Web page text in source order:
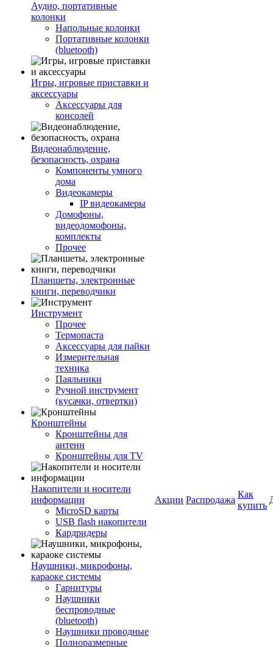
Аудио, портативные
колонки
Напольные колонки
Портативные колонки
(bluetooth)
Игры, игровые приставки и
аксессуары
Аксессуары для
консолей
Видеонаблюдение,
безопасность, охрана
Компоненты умного
дома
Видеокамеры
IP видеокамеры
Домофоны,
видеодомофоны,
комплекты
Прочее
Планшеты, электронные
книги, переводчики
Инструмент
Прочее
Термопаста
Аксессуары для пайки
Измерительная
техника
Паяльники
Ручной инструмент
(кусачки, отвертки)
Кронштейны
Кронштейны для
антенн
Кронштейны для TV
Накопители и носители
информации
MicroSD карты
USB flash накопители
Кардридеры
Наушники, микрофоны,
караоке системы
Гарнитуры
Наушники
беспроводные
(bluetooth)
Наушники проводные
Полноразмерные
Акции Распродажа
Как
купить